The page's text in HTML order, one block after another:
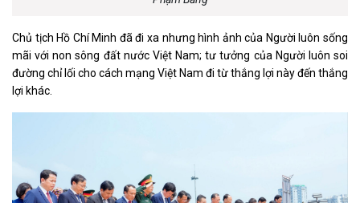
Chủ tịch Hồ Chí Minh đã đi xa nhưng hình ảnh của Người luôn sống
mãi với non sông đất nước Việt Nam; tư tưởng của Người luôn soi
đường chỉ lối cho cách mạng Việt Nam đi từ thắng lợi này đến thắng
lợi khác.